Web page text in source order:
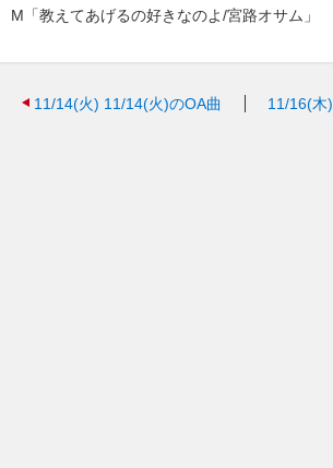
M「教えてあげるの好きなのよ/宮路オサム」
11/14(火) 11/14(火)のOA曲 11/16(木)